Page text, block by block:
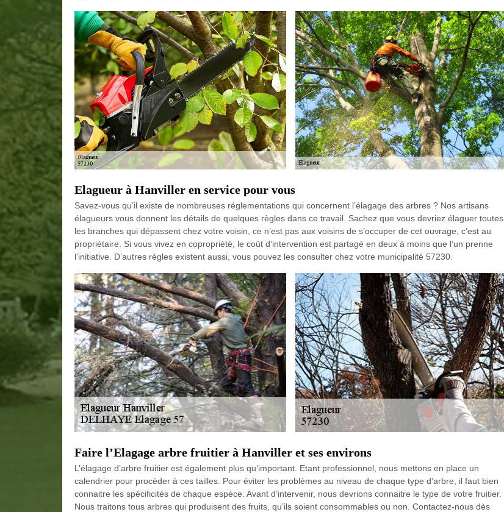
Elagueur à Hanviller en service pour vous
Savez-vous qu’il existe de nombreuses réglementations qui concernent l’élagage des arbres ? Nos artisans
élagueurs vous donnent les détails de quelques règles dans ce travail. Sachez que vous devriez élaguer toutes
les branches qui dépassent chez votre voisin, ce n’est pas aux voisins de s’occuper de cet ouvrage, c’est au
propriétaire. Si vous vivez en copropriété, le coût d’intervention est partagé en deux à moins que l’un prenne
l’initiative. D’autres règles existent aussi, vous pouvez les consulter chez votre municipalité 57230.
Faire l’Elagage arbre fruitier à Hanviller et ses environs
L’élagage d’arbre fruitier est également plus qu’important. Etant professionnel, nous mettons en place un
calendrier pour procéder à ces tailles. Pour éviter les problèmes au niveau de chaque type d’arbre, il faut bien
connaitre les spécificités de chaque espèce. Avant d’intervenir, nous devrions connaitre le type de votre fruitier.
Nous traitons tous arbres qui produisent des fruits, qu’ils soient consommables ou non. Contactez-nous dès